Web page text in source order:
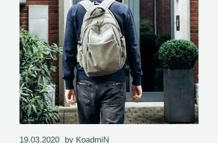
19.03.2020 by KoadmiN